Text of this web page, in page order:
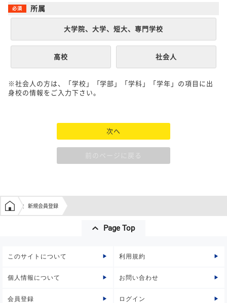
所属
大学院、大学、短大、専門学校
高校 社会人
※社会人の方は、「学校」「学部」「学科」「学年」の項目に出
身校の情報をご入力下さい。
次へ
前のページに戻る
学生の窓口トップ
新規会員登録
Page Top
このサイトについて 利用規約
個人情報について お問い合わせ
会員登録 ログイン